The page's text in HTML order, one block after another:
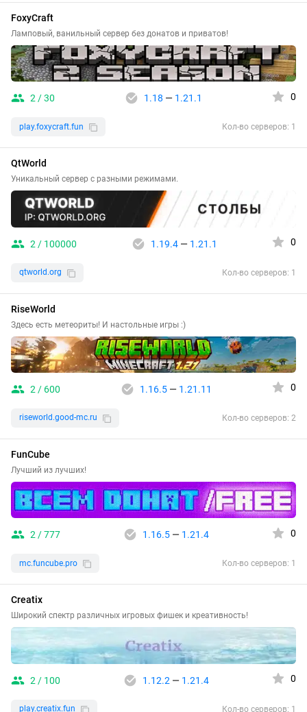
FoxyCraft
Ламповый, ванильный сервер без донатов и приватов!
2 / 30 1.18 — 1.21.1 0
play.foxycraft.fun Кол-во серверов: 1
QtWorld
Уникальный сервер с разными режимами.
2 / 100000 1.19.4— 1.21.1 0
qtworld.org Кол-во серверов: 1
RiseWorld
Здесь есть метеориты! И настольные игры :)
2 / 600 1.16.5— 1.21.11 0
riseworld.good-mc.ru Кол-во серверов: 2
FunCube
Лучший из лучших!
2 / 777 1.16.5— 1.21.4 0
mc.funcube.pro Кол-во серверов: 1
Creatix
Широкий спектр различных игровых фишек и креативность!
2 / 100 1.12.2 — 1.21.4 0
play.creatix.fun Кол-во серверов: 1